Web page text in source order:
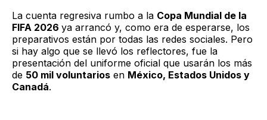
La cuenta regresiva rumbo a la Copa Mundial de la
FIFA 2026 ya arrancó y, como era de esperarse, los
preparativos están por todas las redes sociales. Pero
si hay algo que se llevó los reflectores, fue la
presentación del uniforme oficial que usarán los más
de 50 mil voluntarios en México, Estados Unidos y
Canadá.